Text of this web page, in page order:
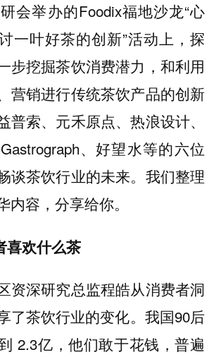
会举办的Foodix福地沙龙“心
叶好茶的创新”活动上，探
步挖掘茶饮消费潜力，和利用
营销进行传统茶饮产品的创新
普索、元禾原点、热浪设计、
、好望水等的六位
谈茶饮行业的未来。我们整理
内容，分享给你。
喜欢什么茶
资深研究总监程皓从消费者洞
了茶饮行业的变化。 我国90后
2.3亿，他们敢于花钱，普遍